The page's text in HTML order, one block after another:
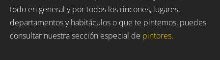
todo en general y por todos los rincones, lugares,
departamentos y habitáculos o que te pintemos, puedes
consultar nuestra sección especial de pintores.